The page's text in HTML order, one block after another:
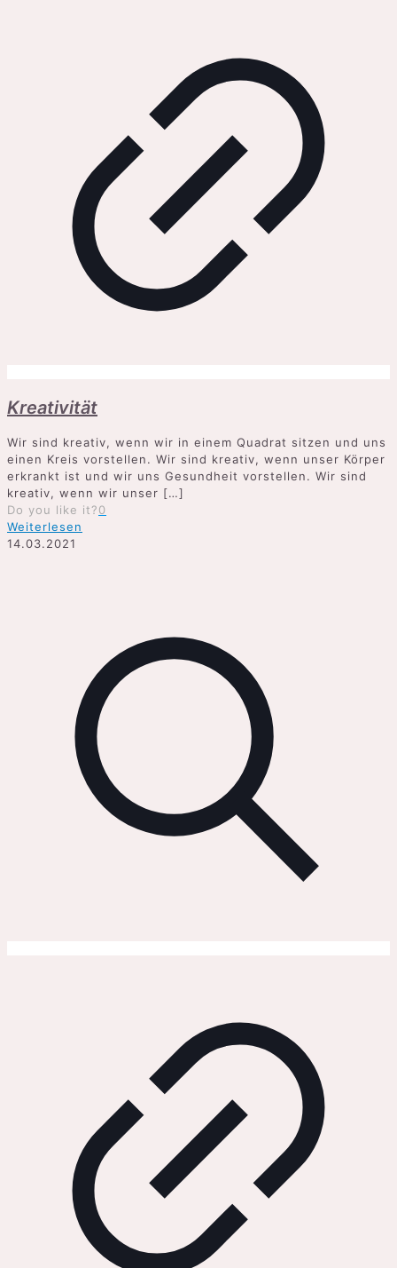
Kreativität
Wir sind kreativ, wenn wir in einem Quadrat sitzen und uns
einen Kreis vorstellen. Wir sind kreativ, wenn unser Körper
erkrankt ist und wir uns Gesundheit vorstellen. Wir sind
kreativ, wenn wir unser […]
Do you like it?0
Weiterlesen
14.03.2021